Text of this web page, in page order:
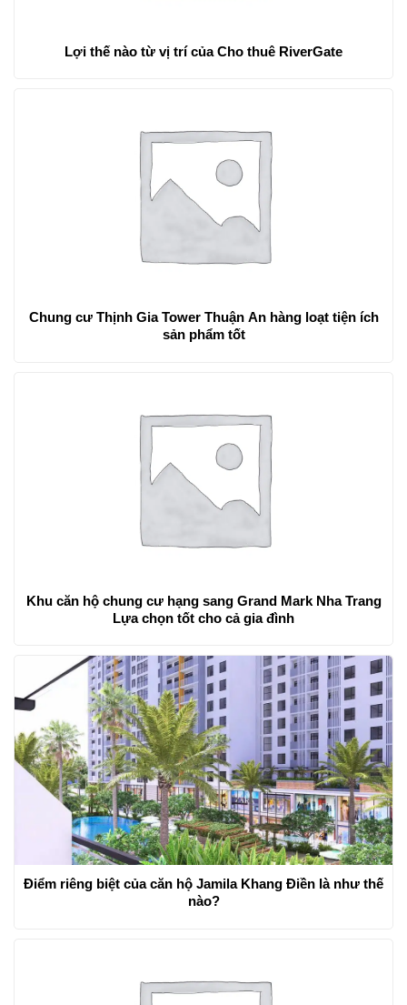
Lợi thế nào từ vị trí của Cho thuê RiverGate
Chung cư Thịnh Gia Tower Thuận An hàng loạt tiện ích
sản phẩm tốt
Khu căn hộ chung cư hạng sang Grand Mark Nha Trang
Lựa chọn tốt cho cả gia đình
Điểm riêng biệt của căn hộ Jamila Khang Điền là như thế
nào?